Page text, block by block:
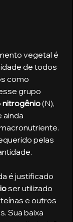
de todos
como
grupo
nitrogênio (N),
ainda
pelas
ser utilizado
e outros
Sua baixa